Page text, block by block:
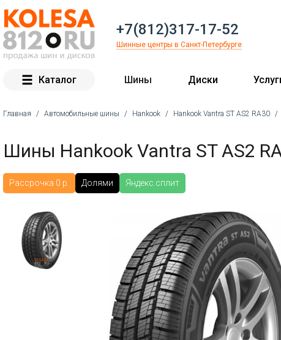
+7(812)317-17-52
Шинные центры в Санкт-Петербурге
Каталог Шины Диски
Главная / Автомобильные шины / Hankook / Hankook Vantra ST AS2 RA30 /
Шины Hankook Vantra ST AS2
Рассрочка 0 р. Долями Яндекс.сплит